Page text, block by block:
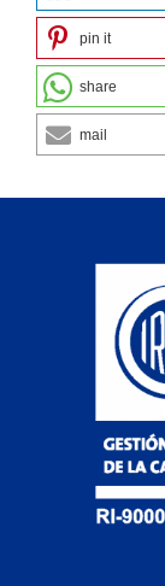
pin it
share
mail